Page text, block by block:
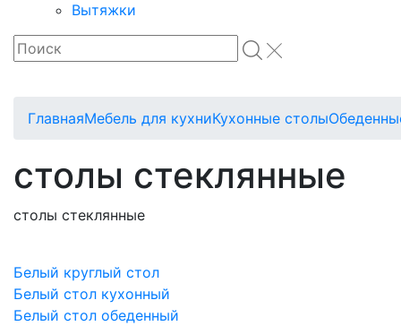
Вытяжки
ГлавнаяМебель для кухниКухонные столы
столы стеклянные
столы стеклянные
Белый круглый стол
Белый стол кухонный
Белый стол обеденный